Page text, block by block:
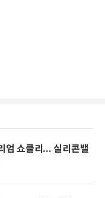
엄 쇼클리... 실리콘밸